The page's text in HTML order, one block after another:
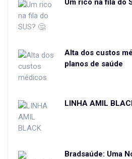
Um rico na fila do
Alta dos custos
planos de saúde
LINHA AMIL
Bradsaúde: Uma